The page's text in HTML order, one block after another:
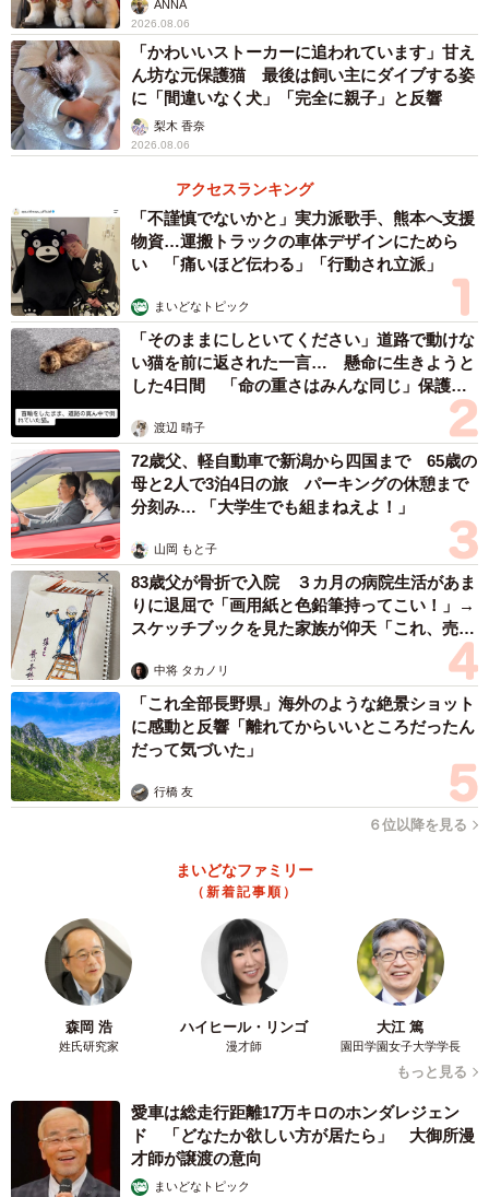
ANNA
2026.08.06
「かわいいストーカーに追われています」甘え
ん坊な元保護猫 最後は飼い主にダイブする姿
に「間違いなく犬」「完全に親子」と反響
梨木 香奈
2026.08.06
アクセスランキング
「不謹慎でないかと」実力派歌手、熊本へ支援
物資…運搬トラックの車体デザインにためら
い 「痛いほど伝わる」「行動され立派」
まいどなトピック
「そのままにしといてください」道路で動けな
い猫を前に返された一言… 懸命に生きようと
した4日間 「命の重さはみんな同じ」保護団
渡辺 晴子
72歳父、軽自動車で新潟から四国まで 65歳の
母と2人で3泊4日の旅 パーキングの休憩まで
分刻み… 「大学生でも組まねえよ！」
山岡 もと子
83歳父が骨折で入院 ３カ月の病院生活があま
りに退屈で「画用紙と色鉛筆持ってこい！」→
スケッチブックを見た家族が仰天「これ、売れ
中将 タカノリ
「これ全部長野県」海外のような絶景ショット
に感動と反響「離れてからいいところだったん
だって気づいた」
行橋 友
６位以降を見る
まいどなファミリー
（新着記事順）
森岡 浩
姓氏研究家
ハイヒール・リンゴ
漫才師
大江 篤
園田学園女子大学学長
もっと見る
愛車は総走行距離17万キロのホンダレジェン
ド 「どなたか欲しい方が居たら」 大御所漫
才師が譲渡の意向
まいどなトピック